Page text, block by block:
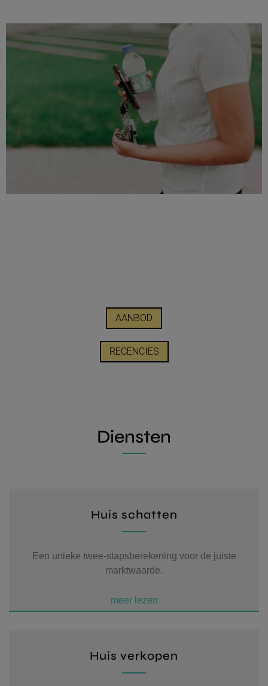
Contacteer ons
Laat hier uw gegevens achter, dan nemen wij zo
snel mogelijk contact met u op.
AANBOD
RECENCIES
Diensten
Huis schatten
Een unieke twee-stapsberekening voor de juiste
marktwaarde.
Huis verkopen